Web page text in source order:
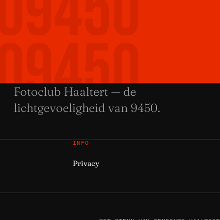
Fotoclub Haaltert — de
lichtgevoeligheid van 9450.
INFO
Privacy